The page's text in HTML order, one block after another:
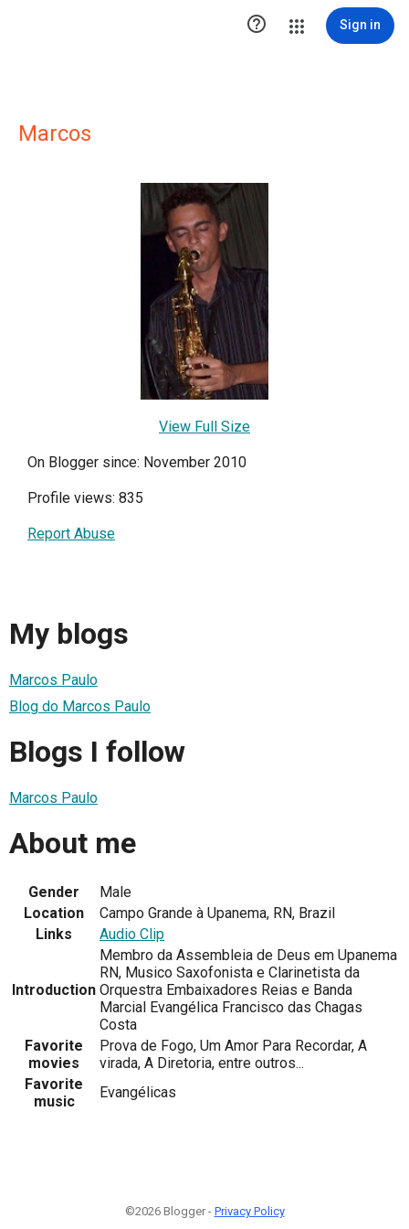
 Sign in
Marcos
View Full Size
On Blogger since: November 2010
Profile views: 835
Report Abuse
My blogs
Marcos Paulo
Blog do Marcos Paulo
Blogs I follow
Marcos Paulo
About me
Gender
Male
Location
Campo Grande à Upanema, RN, Brazil
Links
Audio Clip
Introduction
Membro da Assembleia de Deus em Upanema
RN, Musico Saxofonista e Clarinetista da
Orquestra Embaixadores Reias e Banda
Marcial Evangélica Francisco das Chagas
Costa
Favorite
movies
Prova de Fogo, Um Amor Para Recordar, A
virada, A Diretoria, entre outros...
Favorite
music
Evangélicas
©2026 Blogger - Privacy Policy